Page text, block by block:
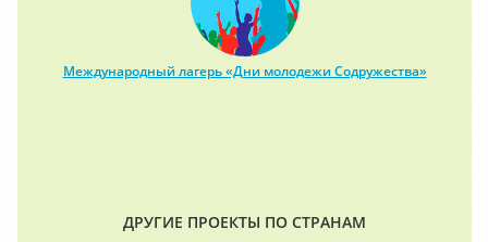
Международный лагерь «Дни молодежи Содружества»
ДРУГИЕ ПРОЕКТЫ ПО СТРАНАМ